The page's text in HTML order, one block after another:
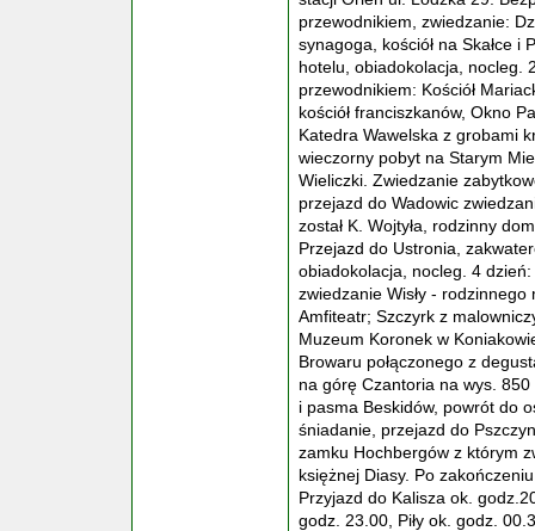
przewodnikiem, zwiedzanie:
synagoga, kościół na Skałce i
hotelu, obiadokolacja, nocleg.
przewodnikiem: Kościół
kościół franciszkanów, Okno
Katedra Wawelska z grobami
wieczorny pobyt na Starym
Wieliczki. Zwiedzanie
przejazd do Wadowic
został K. Wojtyła, rodzinny
Przejazd do Ustronia,
obiadokolacja, nocleg. 4
zwiedzanie Wisły -
Amfiteatr; Szczyrk z
Muzeum Koronek w
Browaru połączonego z
na górę Czantoria na wys.
i pasma Beskidów, powrót do
śniadanie, przejazd do
zamku Hochbergów z którym
księżnej Diasy. Po
Przyjazd do Kalisza ok.
godz. 23.00, Piły ok. godz.